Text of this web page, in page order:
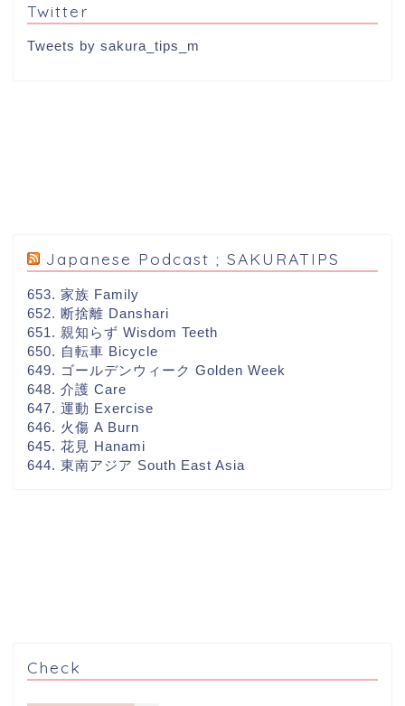
Twitter
Tweets by sakura_tips_m
Japanese Podcast ; SAKURATIPS
653. 家族 Family
652. 断捨離 Danshari
651. 親知らず Wisdom Teeth
650. 自転車 Bicycle
649. ゴールデンウィーク Golden Week
648. 介護 Care
647. 運動 Exercise
646. 火傷 A Burn
645. 花見 Hanami
644. 東南アジア South East Asia
Check